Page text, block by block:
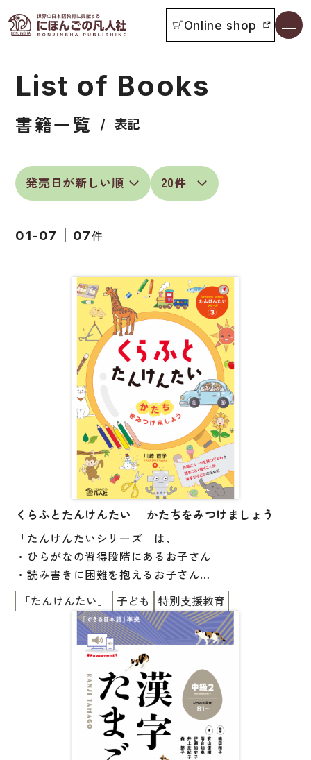
書籍一覧
お知らせ
イベント
教科書採用について
書籍の内容について
著作権について
原稿・企画の持ち込みについて
正誤表
その他の質問
わたしたちについて
お問い合わせ
書店様向け
Online shop
本をさがす
日本語学習者用教科書
総合教科書
短期滞在者向け
留学生向け専門分野
表記（かな・漢字）
練習問題
日本語能力試験対策
日本留学試験対策
各種試験対策
大学入試対策
日本語学習関連副読本
List of Books
書籍一覧 表記
01-07 07件
くらふとたんけんたい かたちをみつけましょう
「たんけんたいシリーズ」は、
・ひらがなの習得段階にあるお子さん
・読み書きに困難を抱えるお子さん
・外国にルーツのあるお子さん
など、多様な背景を持つ子どもたちが共に学べるイン
クルーシブな教育環境を支えるための初期指導教材と
して誕生しました。
「くらふとたんけんたい」は、ひらがな練習の前段階
として、筆記具などの使い方を身につけることをめざ
鉛筆・クレヨン・ペンなど、多様な筆記具に親しみを
もち、書くことへの意欲を育てるワークをはじめ、消
「たんけんたい」 子ども 特別支援教育